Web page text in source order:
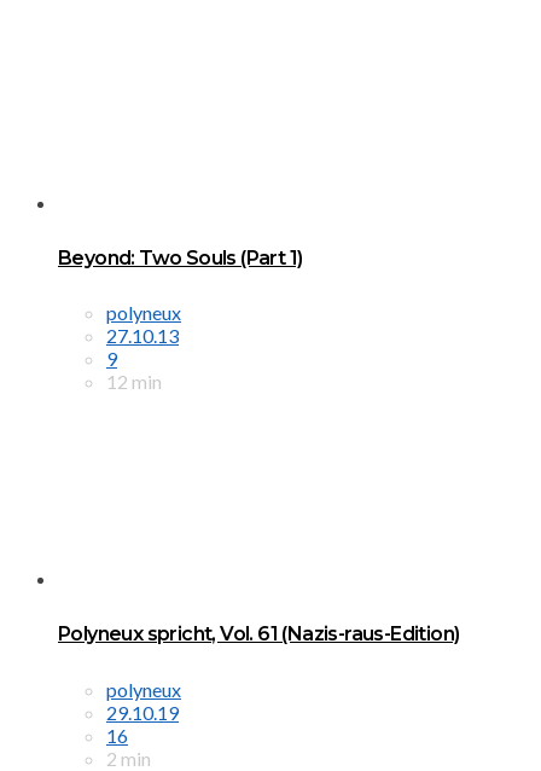
Beyond: Two Souls (Part 1)
polyneux
27.10.13
9
12 min
Polyneux spricht, Vol. 61 (Nazis-raus-Edition)
polyneux
29.10.19
16
2 min